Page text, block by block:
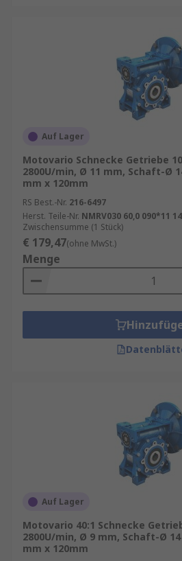
Auf Lager
Motovario Schnecke Getriebe
2800U/min, Ø 11 mm, Schaft-Ø
mm x 120mm
RS Best.-Nr. 216-6497
Herst. Teile-Nr. NMRV030 60,0 090*11
Zwischensumme (1 Stück)
€ 179,47(ohne MwSt.)
Menge
Auf Lager
Motovario 40:1 Schnecke
2800U/min, Ø 9 mm, Schaft-Ø
mm x 120mm